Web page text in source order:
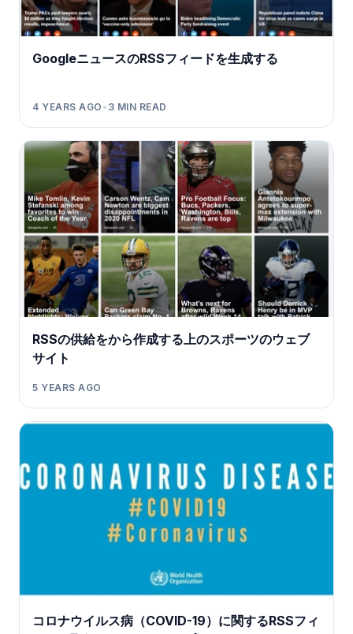
GoogleニュースのRSSフィードを生成する
4 YEARS AGO • 3 MIN READ
RSSの供給をから作成する上のスポーツのウェブ
サイト
5 YEARS AGO
コロナウイルス病（COVID-19）に関するRSSフィ